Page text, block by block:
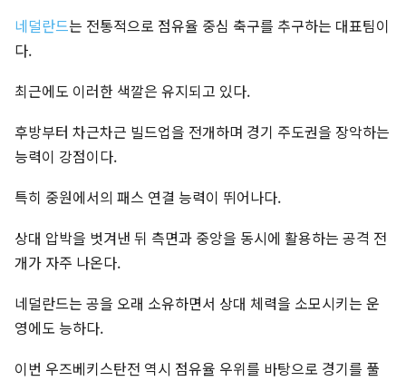
네덜란드는 전통적으로 점유율 중심 축구를 추구하는 대표팀이
다.
최근에도 이러한 색깔은 유지되고 있다.
후방부터 차근차근 빌드업을 전개하며 경기 주도권을 장악하는
능력이 강점이다.
특히 중원에서의 패스 연결 능력이 뛰어나다.
상대 압박을 벗겨낸 뒤 측면과 중앙을 동시에 활용하는 공격 전
개가 자주 나온다.
네덜란드는 공을 오래 소유하면서 상대 체력을 소모시키는 운
영에도 능하다.
이번 우즈베키스탄전 역시 점유율 우위를 바탕으로 경기를 풀